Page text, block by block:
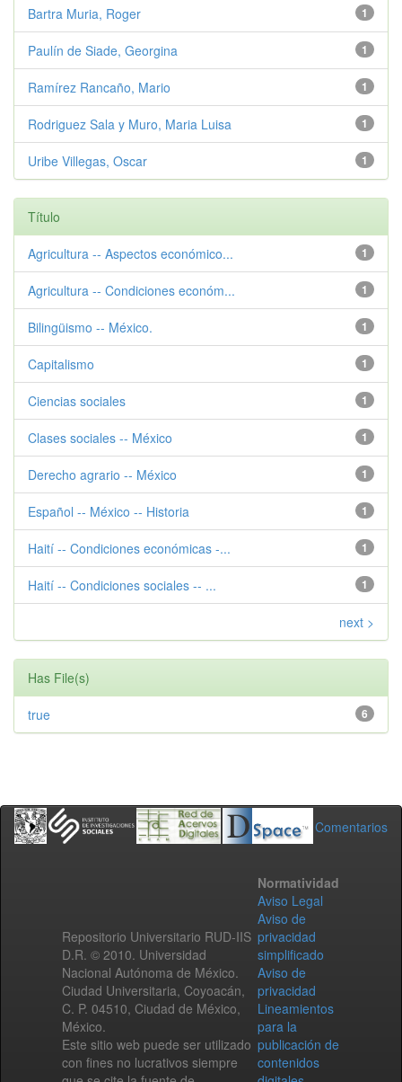
1
Bartra Muria, Roger
1
Paulín de Siade, Georgina
1
Ramírez Rancaño, Mario
1
Rodriguez Sala y Muro, Maria Luisa
1
Uribe Villegas, Oscar
Título
1
Agricultura -- Aspectos económico...
1
Agricultura -- Condiciones económ...
1
Bilingüismo -- México.
1
Capitalismo
1
Ciencias sociales
1
Clases sociales -- México
1
Derecho agrario -- México
1
Español -- México -- Historia
1
Haití -- Condiciones económicas -...
1
Haití -- Condiciones sociales -- ...
next >
Has File(s)
6
true
Comentarios
Repositorio Universitario RUD-IIS
D.R. © 2010. Universidad
Nacional Autónoma de México.
Ciudad Universitaria, Coyoacán,
C. P. 04510, Ciudad de México,
México.
Este sitio web puede ser utilizado
con fines no lucrativos siempre
Normatividad
Aviso Legal
Aviso de
privacidad
simplificado
Aviso de
privacidad
Lineamientos
para la
publicación de
contenidos